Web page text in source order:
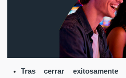
Tras cerrar